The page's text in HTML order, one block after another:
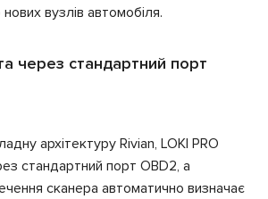
вузлів автомобіля.
через стандартний порт
архітектуру Rivian, LOKI PRO
стандартний порт OBD2, а
сканера автоматично визначає